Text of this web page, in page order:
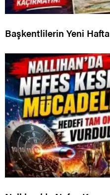
Başkentlilerin Yeni